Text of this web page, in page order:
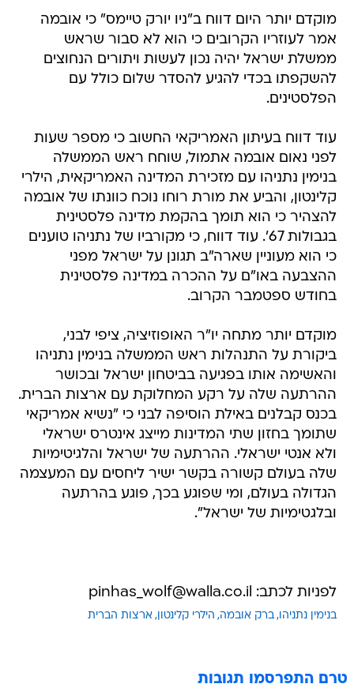
מוקדם יותר היום דווח ב"ניו יורק טיימס" כי אובמה
אמר לעוזריו הקרובים כי הוא לא סבור שראש
ממשלת ישראל יהיה נכון לעשות ויתורים הנחוצים
להשקפתו בכדי להגיע להסדר שלום כולל עם
הפלסטינים.
עוד דווח בעיתון האמריקאי החשוב כי מספר שעות
לפני נאום אובמה אתמול, שוחח ראש הממשלה
בנימין נתניהו עם מזכירת המדינה האמריקאית, הילרי
קלינטון, והביע את מורת רוחו נוכח כוונתו של אובמה
להצהיר כי הוא תומך בהקמת מדינה פלסטינית
בגבולות 67'. עוד דווח, כי מקורביו של נתניהו טוענים
כי הוא מעוניין שארה"ב תגונן על ישראל מפני
ההצבעה באו"ם על ההכרה במדינה פלסטינית
בחודש ספטמבר הקרוב.
מוקדם יותר מתחה יו"ר האופוזיציה, ציפי לבני,
ביקורת על התנהלות ראש הממשלה בנימין נתניהו
והאשימה אותו בפגיעה בביטחון ישראל ובכושר
ההרתעה שלה על רקע המחלוקת עם ארצות הברית.
בכנס קבלנים באילת הוסיפה לבני כי "נשיא אמריקאי
שתומך בחזון שתי המדינות מייצג אינטרס ישראלי
ולא אנטי ישראלי. ההרתעה של ישראל והלגיטימיות
שלה בעולם קשורה בקשר ישיר ליחסים עם המעצמה
הגדולה בעולם, ומי שפוגע בכך, פוגע בהרתעה
ובלגטימיות של ישראל".
לפניות לכתב: pinhas_wolf@walla.co.il
בנימין נתניהו ברק אובמה הילרי קלינטון ארצות הברית
טרם התפרסמו תגובות